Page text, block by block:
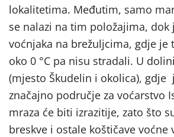
lokalitetima. Međutim, samo
se nalazi na tim položajima, dok
voćnjaka na brežuljcima, gdje je
oko 0 °C pa nisu stradali. U
(mjesto Škudelin i okolica),
značajno područje za voćarstvo
mraza će biti izrazitije, zato što
breskve i ostale koštičave voćne